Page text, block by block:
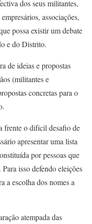
dos seus militantes,
associações,
possa existir um debate
e do Distrito.
de ideias e propostas
(militantes e
concretas para o
frente o difícil desafio de
apresentar uma lista
por pessoas que
isso defendo eleições
a escolha dos nomes a
atempada das